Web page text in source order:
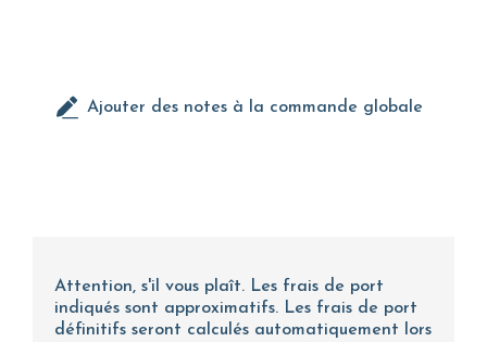
Ajouter des notes à la commande globale
Attention, s'il vous plaît. Les frais de port
indiqués sont approximatifs. Les frais de port
définitifs seront calculés automatiquement lors